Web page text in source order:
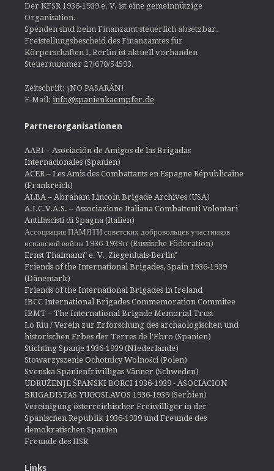
Der KFSR 1936-1939 e. V. ist eine gemeinnützige
Organisation.
Spenden sind beim Finanzamt steuerlich absetzbar.
Freistellungsbescheid des Finanzamtes für
Körperschaften I, Berlin ist aktuell vorhanden
Steuernummer 27/670/54593.
Zeitschrift: ¡NO PASARÁN!
E-Mail: info@spanienkaempfer.de
Partnerorganisationen
AABI – Asociación de Amigos de las Brigadas
Internacionales (Spanien)
ACER – Les Amis des Combattants en Espagne Républicaine
(Frankreich)
ALBA – Abraham Lincoln Brigade Archives (USA)
A.I.C.V.A.S. – Associazione Italiana Combattenti Volontari
Antifascisti di Spagna (Italien)
Ассоциация ПАМЯТИ советских добровольцев участников
испанской войны 1936-1939гг (Russische Föderation)
Ernst Thälmann" e. V., Ziegenhals-Berlin"
Friends of the International Brigades, Spain 1936-1939
(Dänemark)
Friends of the International Brigades in Ireland
IBCC International Brigades Commemoration Commitee
IBMT – The International Brigade Memorial Trust
Lo Riu / Verein zur Erforschung des archäologischen und
historischen Erbes der Terres de l'Ebro (Spanien)
Stichting Spanje 1936-1939 (NIederlande)
Stowarzyszenie Ochotnicy Wolności (Polen)
Svenska Spanienfrivilligas Vänner (Schweden)
UDRUŽENJE ŠPANSKI BORCI 1936-1939 - ASOCIACION
BRIGADISTAS YUGOSLAVOS 1936-1939 (Serbien)
Vereinigung österreichischer Freiwilliger in der
Spanischen Republik 1936-1939 und Freunde des
demokratischen Spanien
Freunde des IISR
Links